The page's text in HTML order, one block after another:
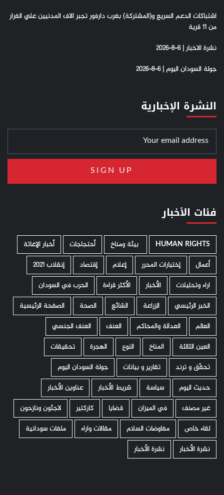
اشتباكات الدعم السريع و(المشتركة) بغرب دارفور تجبر الاف المدنيين علي الفرار
من 11 قرية
نشرة الاخبار | 6-8-2026
جولة السودان اليوم | 6-8-2026
النشرة الإخبارية
فئات الأخبار
HUMAN RIGHTS ­ بيئة ومناخ أحتجاجات
أخبار الإغاثة
أعمال
إختيارات المحرر إعلام إقتصاد
إنقلاب 2021
اراء وتحليلات
الأخبار الأكثر قراءة
الحرب في السودان
الخبر الرئيسي
الزراعة الشائع الصحة
الصفحة الرئيسية
العالم
العدالة والمحاكم العنف
العنف الجنسي
العين الثالثة
المناخ النوع الهجرة
تحقيقات
تحقّق و ترند
تقارير و بيانات
جولة السودان اليوم
حديث اليوم
سياسة شريط الأخبار
عناوين الأخبار
غير مصنف
في الميزان قضايا كاركتير
لاجئون ونازحون
لقاء خاص
مفاوضات السلام مقالات واراء
ملفات سودانية
نشرة الأخبار
نشرة الأخبار